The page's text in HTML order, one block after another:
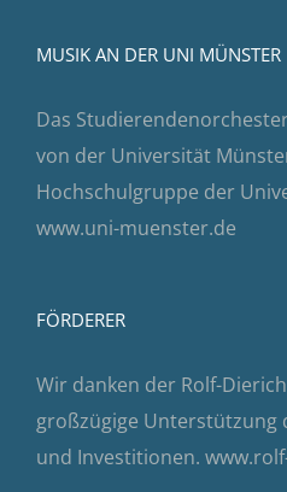
MUSIK AN DER UNI MÜNSTER
Das
von der Universität
Hochschulgruppe der
www.uni-muenster.de
FÖRDERER
Wir danken der Rolf-
großzügige Unterstützung
und Investitionen.